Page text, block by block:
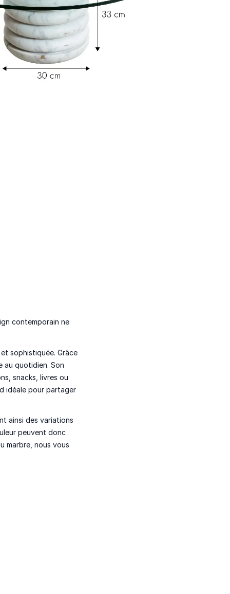
contemporain ne
sophistiquée. Grâce
au quotidien. Son
snacks, livres ou
idéale pour partager
ainsi desvariations
peuvent donc
marbre, nous vous